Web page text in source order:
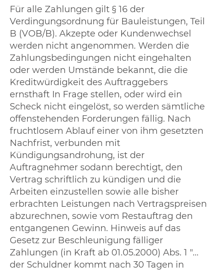
Für alle Zahlungen gilt § 16 der
Verdingungsordnung für Bauleistungen, Teil
B (VOB/B). Akzepte oder Kundenwechsel
werden nicht angenommen. Werden die
Zahlungsbedingungen nicht eingehalten
oder werden Umstände bekannt, die die
Kreditwürdigkeit des Auftraggebers
ernsthaft In Frage stellen, oder wird ein
Scheck nicht eingelöst, so werden sämtliche
offenstehenden Forderungen fällig. Nach
fruchtlosem Ablauf einer von ihm gesetzten
Nachfrist, verbunden mit
Kündigungsandrohung, ist der
Auftragnehmer sodann berechtigt, den
Vertrag schriftlich zu kündigen und die
Arbeiten einzustellen sowie alle bisher
erbrachten Leistungen nach Vertragspreisen
abzurechnen, sowie vom Restauftrag den
entgangenen Gewinn. Hinweis auf das
Gesetz zur Beschleunigung fälliger
Zahlungen (in Kraft ab 01.05.2000) Abs. 1 "...
der Schuldner kommt nach 30 Tagen in